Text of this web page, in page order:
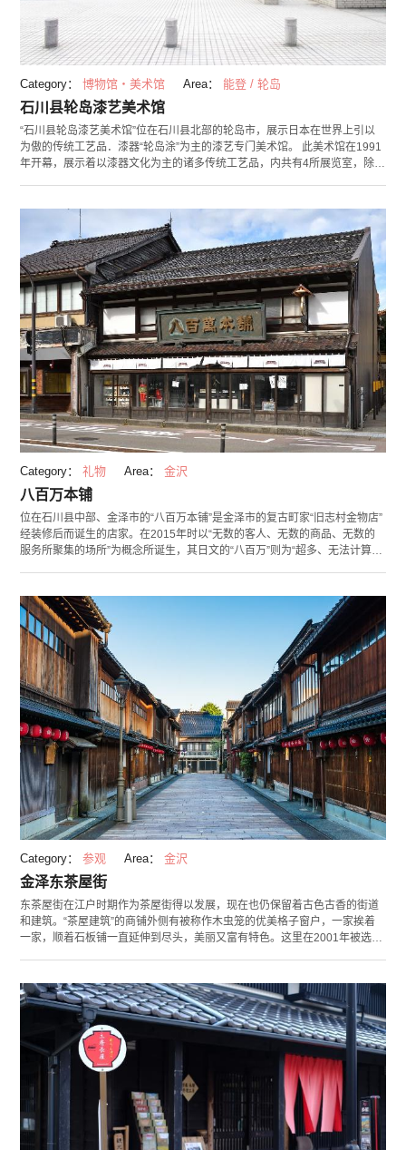
Category： 博物馆・美术馆 Area： 能登 / 轮岛
石川县轮岛漆艺美术馆
“石川县轮岛漆艺美术馆”位在石川县北部的轮岛市，展示日本在世界上引以
为傲的传统工艺品．漆器“轮岛涂”为主的漆艺专门美术馆。 此美术馆在1991
年开幕，展示着以漆器文化为主的诸多传统工艺品，内共有4所展览室，除了
手绘筷子，还可体验原创的手作莳绘吊饰。（要事前预约） 在美术馆外面的
“漆之里广场”可亲手种植漆木、榉木、朴木等等被做为漆器原料的原生木的
活动，可让访客们更加了解漆文化哦！
Category： 礼物 Area： 金沢
八百万本铺
位在石川县中部、金泽市的“八百万本铺”是金泽市的复古町家“旧志村金物店”
经装修后而诞生的店家。在2015年时以“无数的客人、无数的商品、无数的
服务所聚集的场所”为概念所诞生，其日文的“八百万”则为“超多、无法计算数
现代商品，在店内有各式的杂货、伴手礼、日本风味的零食等，总共有6家的
店铺。像是咖啡与精品商品的复合商站“titi”、餐具与艺术品等为主的
“secca”、长期保存期限的食品专门店“stoock”、以能登半岛为主的伴手礼的
店铺“能登风商店”、推广石川县为主的特色商品店“百万先生的家”等等。 其中
之一的“KUTANI SEAL 上出瓷艺”所举办的手作工坊，则是可体验用相当有人
气的图样贴片制作金泽的传统工艺品九谷烧。
Category： 参观 Area： 金沢
金泽东茶屋街
东茶屋街在江户时期作为茶屋街得以发展，现在也仍保留着古色古香的街道
和建筑。“茶屋建筑”的商铺外侧有被称作木虫笼的优美格子窗户，一家挨着
一家，顺着石板铺一直延伸到尽头，美丽又富有特色。这里在2001年被选定
文化，由艺妓们一边跳舞一边演奏乐器招待客人。有一些茶屋现在对外开
放，能让人感受到穿越回江户时代的感觉，充满魅力。这里有很多土特产
店，也有能品尝到抹茶和日式甜点的商店，如果散步走累了，就走进这样的
日式建筑里小作休憩吧。